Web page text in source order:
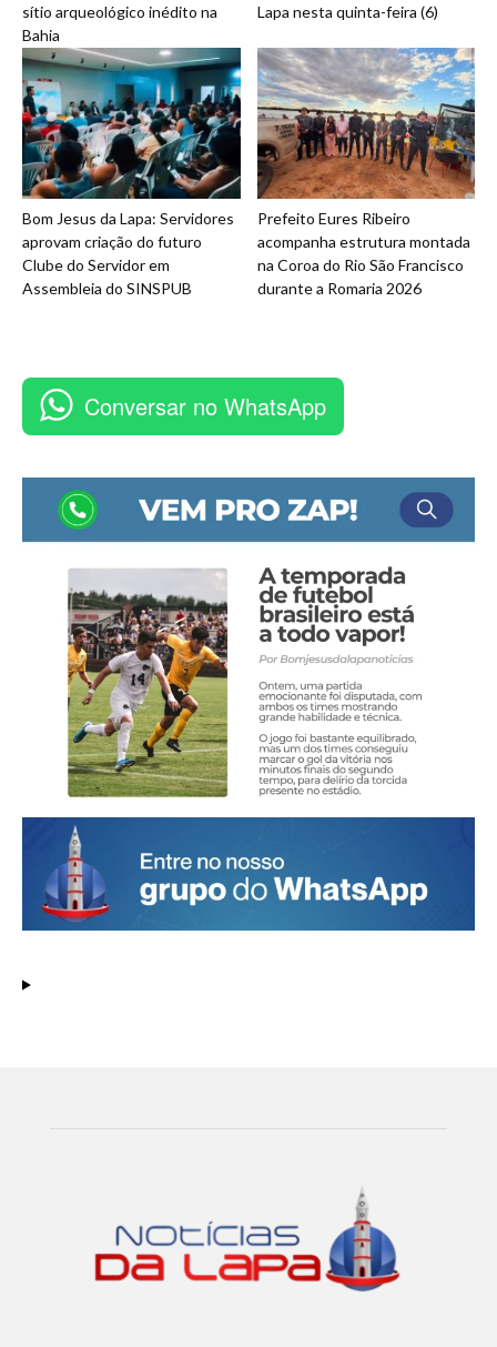
sítio arqueológico inédito na
Bahia
Lapa nesta quinta-feira (6)
Bom Jesus da Lapa: Servidores
aprovam criação do futuro
Clube do Servidor em
Assembleia do SINSPUB
Prefeito Eures Ribeiro
acompanha estrutura montada
na Coroa do Rio São Francisco
durante a Romaria 2026
Conversar no WhatsApp